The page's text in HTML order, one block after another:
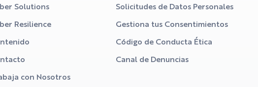
Solutions
Resilience
con Nosotros
Solicitudes de Datos Personales
Gestiona tus Consentimientos
Código de Conducta Ética
Canal de Denuncias